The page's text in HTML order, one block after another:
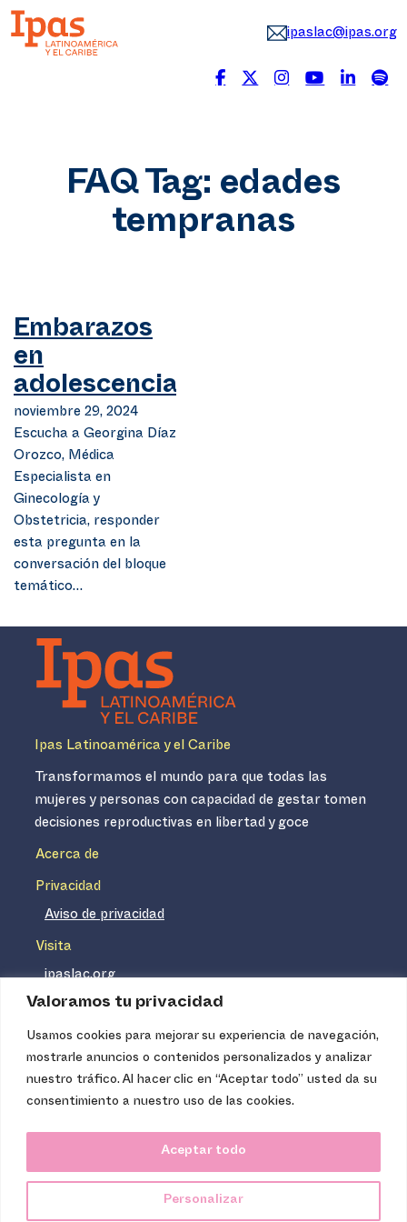
Valoramos tu privacidad
Usamos cookies para mejorar su experiencia de navegación,
mostrarle anuncios o contenidos personalizados y analizar
nuestro tráfico. Al hacer clic en “Aceptar todo” usted da su
consentimiento a nuestro uso de las cookies.
Personalizar
Aceptar todo
ipaslac@ipas.org
FAQ Tag: edades
tempranas
Embarazos
en
adolescencia
noviembre 29, 2024
Escucha a Georgina Díaz
Orozco, Médica
Especialista en
Ginecología y
Obstetricia, responder
esta pregunta en la
conversación del bloque
temático…
Ipas Latinoamérica y el Caribe
Transformamos el mundo para que todas las
mujeres y personas con capacidad de gestar tomen
decisiones reproductivas en libertad y goce
Acerca de
Privacidad
Aviso de privacidad
Visita
ipaslac.org
ipasmexico.org
Ipas no es un distribuidor de insumos médicos. Nuestros
servicios se concentran, entre otros, en la difusión de
técnica necesaria para proveer servicios de aborto seguro
de calidad. Los servicios que ofrecemos no tienen costo
carácter no lucrativo.